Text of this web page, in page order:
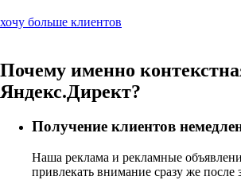
хочу больше клиентов
Почему именно
Яндекс.Директ?
Получение клиентов
Наша реклама и рекламные
привлекать внимание сразу же после